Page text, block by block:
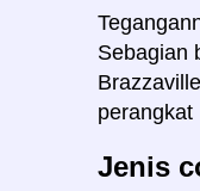
Sebagian
perangkat
Jenis